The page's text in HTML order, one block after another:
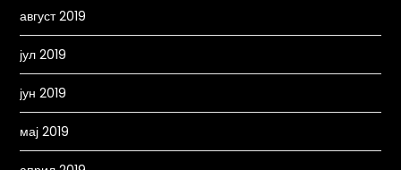
август 2019
јул 2019
јун 2019
мај 2019